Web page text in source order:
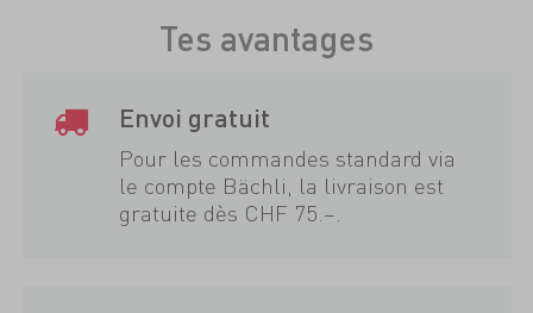
Tes avantages
Envoi gratuit
Pour les commandes standard via
le compte Bächli, la livraison est
gratuite dès CHF 75.–.